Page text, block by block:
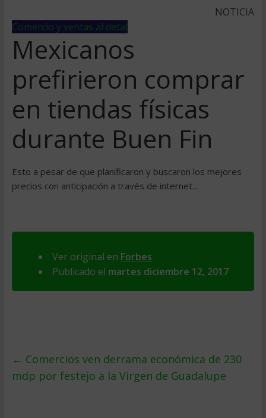
NOTICIA
Comercio y ventas al detal
Mexicanos
prefirieron comprar
en tiendas físicas
durante Buen Fin
Esto a pesar de que planificaron y buscaron los mejores
precios con anticipación a través de internet…
Ver original en Forbes
Publicado el martes diciembre 12, 2017
← Comercios ven derrama económica de 230
mdp por festejo a la Virgen de Guadalupe